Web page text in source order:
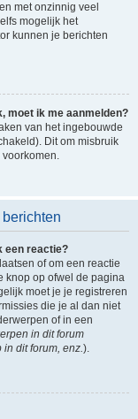
met onzinnig veel
mogelijk het
kunnen je berichten
moet ik me aanmelden?
van het ingebouwde
Dit om misbruik
een reactie?
of om een reactie
knop op ofwel de pagina
moet je je registreren
die je al dan niet
of in een
in dit forum
dit forum, enz.).